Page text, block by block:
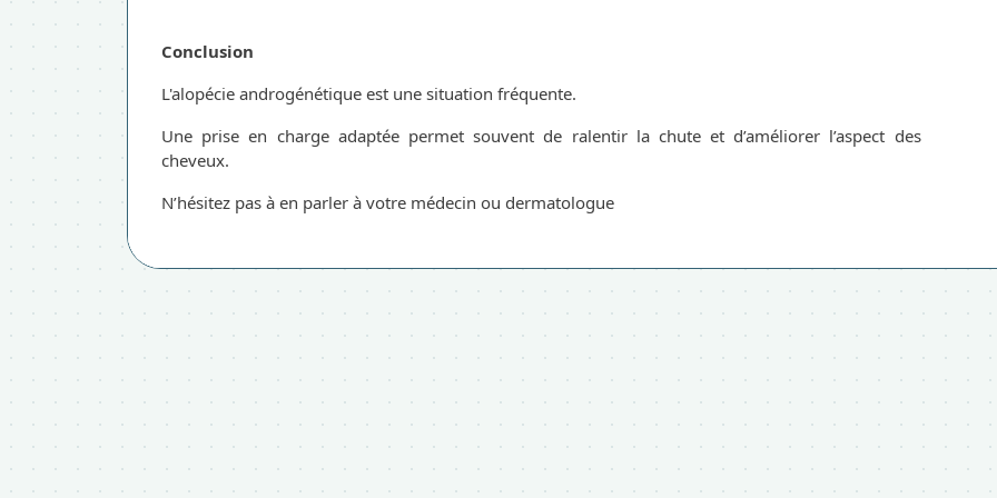
Conclusion
L'alopécie androgénétique est une situation fréquente.
Une prise en charge adaptée permet souvent de ralentir la chute et d’améliorer l’aspect des
cheveux.
N’hésitez pas à en parler à votre médecin ou dermatologue
Rejoignez la communauté Dermagic
pour accéder à la
complète !
📌 Mais encore :